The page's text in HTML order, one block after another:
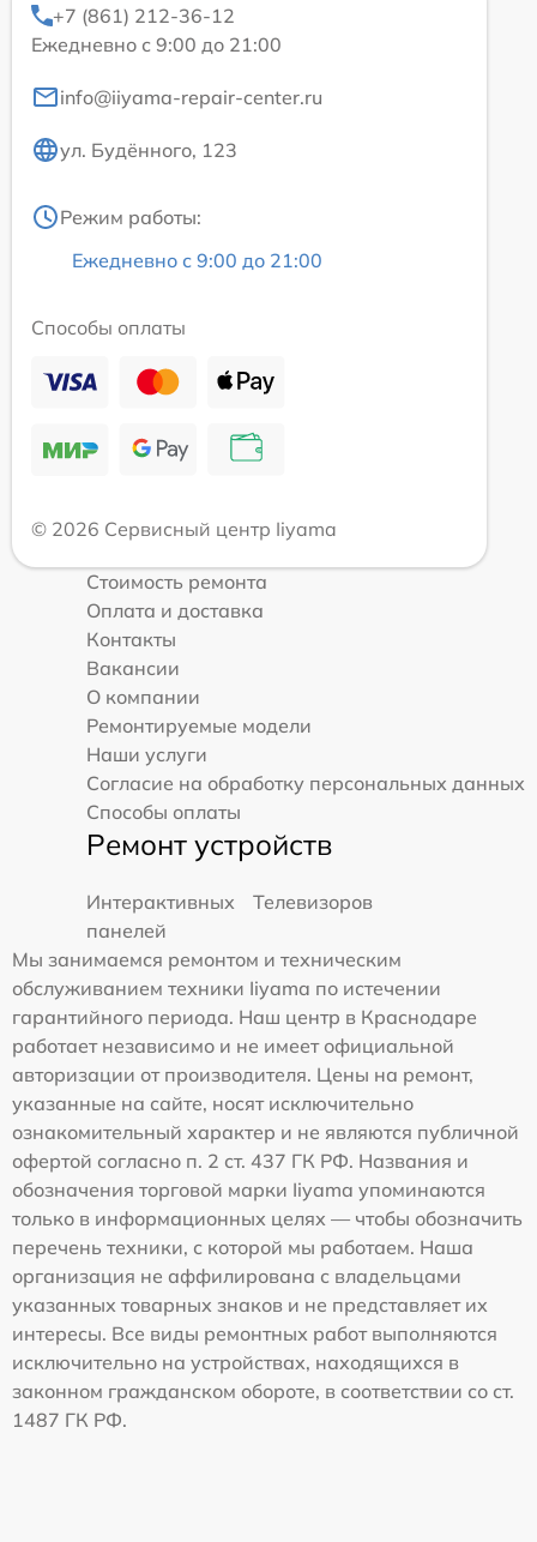
+7 (861) 212-36-12
Ежедневно с 9:00 до 21:00
info@iiyama-repair-center.ru
ул. Будённого, 123
Режим работы:
Ежедневно с 9:00 до 21:00
Способы оплаты
© 2026 Сервисный центр Iiyama
Стоимость ремонта
Оплата и доставка
Контакты
Вакансии
О компании
Ремонтируемые модели
Наши услуги
Согласие на обработку персональных данных
Способы оплаты
Ремонт устройств
Интерактивных
панелей
Телевизоров
Мы занимаемся ремонтом и техническим
обслуживанием техники Iiyama по истечении
гарантийного периода. Наш центр в Краснодаре
работает независимо и не имеет официальной
авторизации от производителя. Цены на ремонт,
указанные на сайте, носят исключительно
ознакомительный характер и не являются публичной
офертой согласно п. 2 ст. 437 ГК РФ. Названия и
обозначения торговой марки Iiyama упоминаются
только в информационных целях — чтобы обозначить
перечень техники, с которой мы работаем. Наша
организация не аффилирована с владельцами
указанных товарных знаков и не представляет их
интересы. Все виды ремонтных работ выполняются
исключительно на устройствах, находящихся в
законном гражданском обороте, в соответствии со ст.
1487 ГК РФ.